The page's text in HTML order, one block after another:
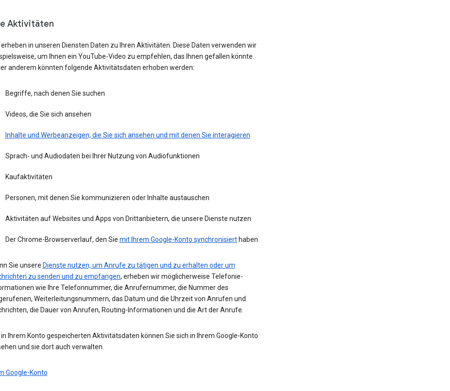
Aktivitäten
erheben in unseren Diensten Daten zu Ihren Aktivitäten. Diese Daten verwenden wir
um Ihnen ein YouTube-Video zu empfehlen, das Ihnen gefallen könnte.
anderem könnten folgende Aktivitätsdaten erhoben werden:
Begriffe, nach denen Sie suchen
Videos, die Sie sich ansehen
Inhalte und Werbeanzeigen, die Sie sich ansehen und mit denen Sie interagieren
Sprach- und Audiodaten bei Ihrer Nutzung von Audiofunktionen
Kaufaktivitäten
Personen, mit denen Sie kommunizieren oder Inhalte austauschen
Aktivitäten auf Websites und Apps von Drittanbietern, die unsere Dienste nutzen
Der Chrome-Browserverlauf, den Sie mit Ihrem Google-Konto synchronisierthaben
Sie unsere Dienste nutzen, um Anrufe zu tätigen und zu erhalten oder um
zu senden und zu empfangen, erheben wir möglicherweise Telefonie-
wie Ihre Telefonnummer, die Anrufernummer, die Nummer des
Weiterleitungsnummern, das Datum und die Uhrzeit von Anrufen und
die Dauer von Anrufen, Routing-Informationen und die Art der Anrufe.
in Ihrem Konto gespeicherten Aktivitätsdaten können Sie sich in Ihrem Google-Konto
und sie dort auch verwalten.
Google-Konto